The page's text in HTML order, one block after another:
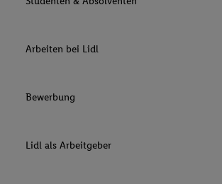
Arbeiten bei Lidl
Bewerbung
Lidl als Arbeitgeber